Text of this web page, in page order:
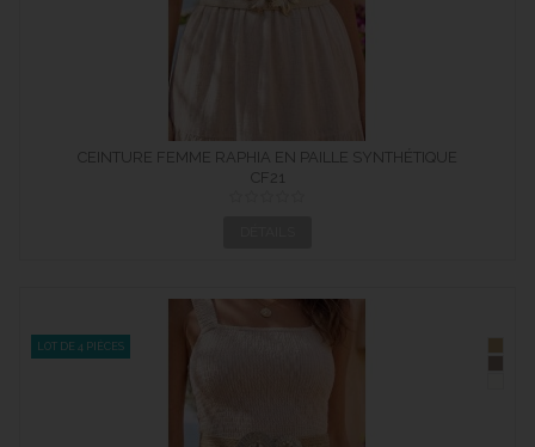
CEINTURE FEMME RAPHIA EN PAILLE SYNTHÉTIQUE
ÉLASTIQUÉ...
CF21
LOT DE 4 PIÈCES